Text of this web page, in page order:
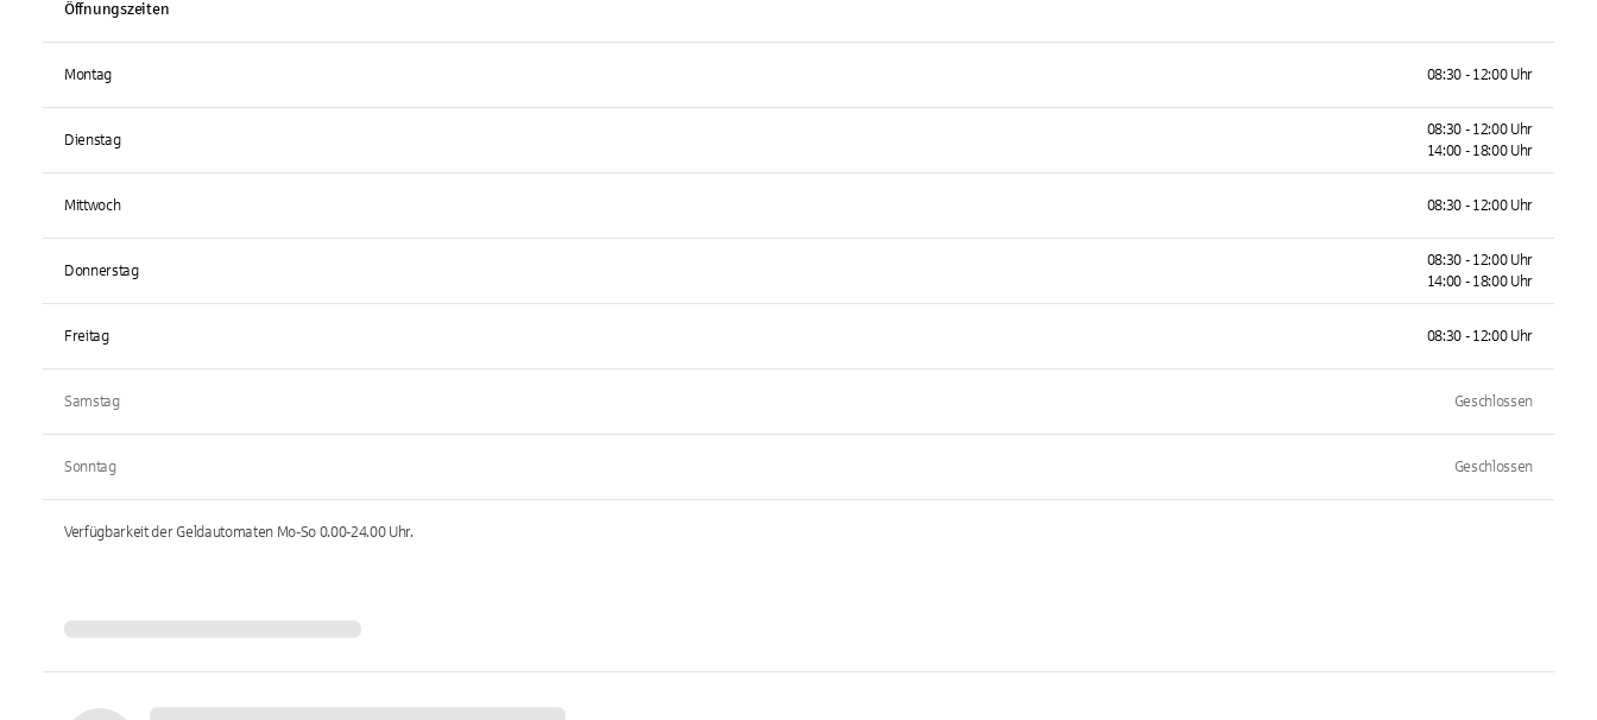
Öffnungszeiten
Montag 08:30 - 12:00 Uhr
Dienstag
08:30 - 12:00 Uhr
14:00 - 18:00 Uhr
Mittwoch 08:30 - 12:00 Uhr
Donnerstag
08:30 - 12:00 Uhr
14:00 - 18:00 Uhr
Freitag 08:30 - 12:00 Uhr
Samstag Geschlossen
Sonntag Geschlossen
Verfügbarkeit der Geldautomaten Mo-So 0.00-24.00Uhr.